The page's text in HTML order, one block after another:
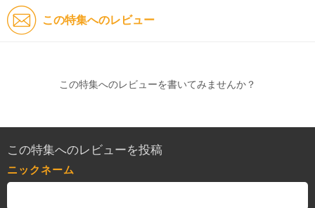
この特集へのレビュー
この特集へのレビューを書いてみませんか？
この特集へのレビューを投稿
ニックネーム